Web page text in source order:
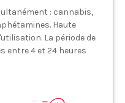
: cannabis,
Haute
La période de
entre 4 et 24 heures